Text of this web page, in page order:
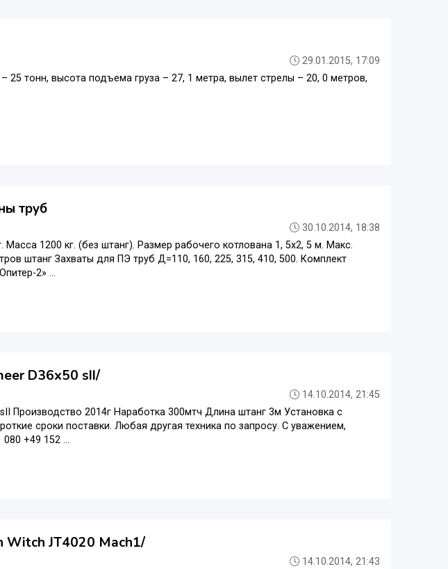
29.01.2015, 17:09
25 тонн, высота подъема груза – 27, 1 метра, вылет стрелы – 20, 0 метров,
труб
30.10.2014, 18:38
1200 кг. (без штанг). Размер рабочего котлована 1, 5х2, 5 м. Макс.
штанг Захваты для ПЭ труб Д=110, 160, 225, 315, 410, 500. Комплект
2» ...
D36x50 sII/
14.10.2014, 21:45
Производство 2014г Наработка 300мтч Длина штанг 3м Установка с
сроки поставки. Любая другая техника по запросу. С уважением,
+49 152 ...
Witch JT4020 Mach1/
14.10.2014, 21:43